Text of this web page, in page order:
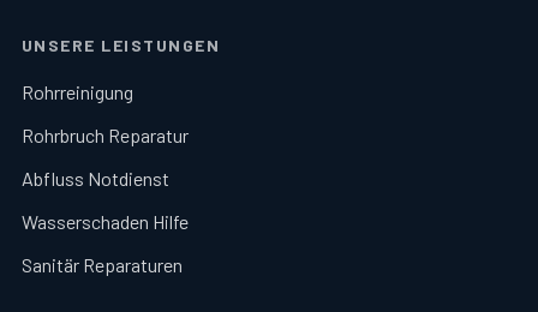
UNSERE LEISTUNGEN
Rohrreinigung
Rohrbruch Reparatur
Abfluss Notdienst
Wasserschaden Hilfe
Sanitär Reparaturen